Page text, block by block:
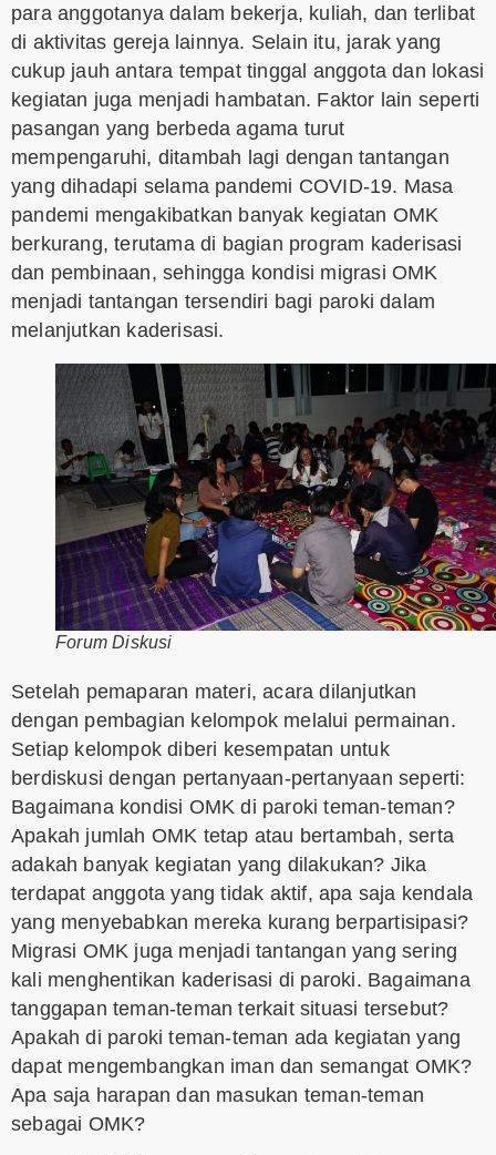
para anggotanya dalam bekerja, kuliah, dan terlibat
di aktivitas gereja lainnya. Selain itu, jarak yang
cukup jauh antara tempat tinggal anggota dan lokasi
kegiatan juga menjadi hambatan. Faktor lain seperti
pasangan yang berbeda agama turut
mempengaruhi, ditambah lagi dengan tantangan
yang dihadapi selama pandemi COVID-19. Masa
pandemi mengakibatkan banyak kegiatan OMK
berkurang, terutama di bagian program kaderisasi
dan pembinaan, sehingga kondisi migrasi OMK
menjadi tantangan tersendiri bagi paroki dalam
melanjutkan kaderisasi.
Forum Diskusi
Setelah pemaparan materi, acara dilanjutkan
dengan pembagian kelompok melalui permainan.
Setiap kelompok diberi kesempatan untuk
berdiskusi dengan pertanyaan-pertanyaan seperti:
Bagaimana kondisi OMK di paroki teman-teman?
Apakah jumlah OMK tetap atau bertambah, serta
adakah banyak kegiatan yang dilakukan? Jika
terdapat anggota yang tidak aktif, apa saja kendala
yang menyebabkan mereka kurang berpartisipasi?
Migrasi OMK juga menjadi tantangan yang sering
kali menghentikan kaderisasi di paroki. Bagaimana
tanggapan teman-teman terkait situasi tersebut?
Apakah di paroki teman-teman ada kegiatan yang
dapat mengembangkan iman dan semangat OMK?
Apa saja harapan dan masukan teman-teman
sebagai OMK?